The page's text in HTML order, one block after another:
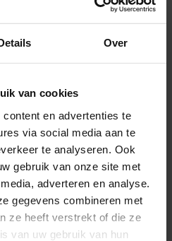
Over
van cookies
en advertenties te
via social media aan te
te analyseren. Ook
gebruik van onze site met
adverteren en analyse.
gegevens combineren met
ze heeft verstrekt of die ze
van uw gebruik van hun